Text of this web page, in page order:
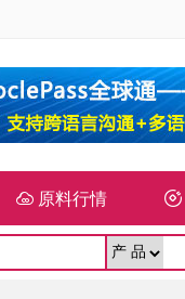
原料行情 